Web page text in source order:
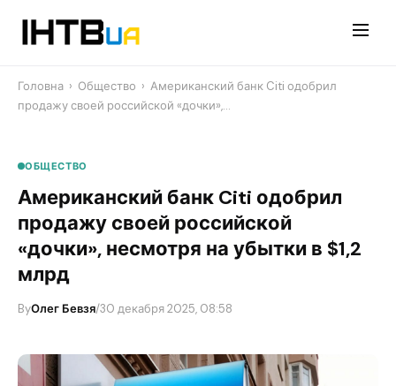
Головна › Общество › Американский банк Citi одобрил
продажу своей российской «дочки»,…
ОБЩЕСТВО
Американский банк Citi одобрил
продажу своей российской
«дочки», несмотря на убытки в $1,2
млрд
ByОлег Бевзя/30 декабря 2025, 08:58